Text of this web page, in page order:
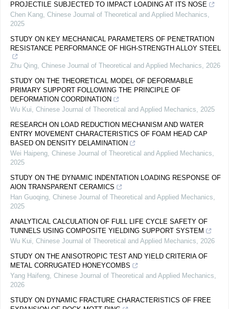
PROJECTILE SUBJECTED TO IMPACT LOADING AT ITS NOSE
Chen Kang, Chinese Journal of Theoretical and Applied Mechanics,
2025
STUDY ON KEY MECHANICAL PARAMETERS OF PENETRATION
RESISTANCE PERFORMANCE OF HIGH-STRENGTH ALLOY STEEL
Zhu Qing, Chinese Journal of Theoretical and Applied Mechanics, 2026
STUDY ON THE THEORETICAL MODEL OF DEFORMABLE
PRIMARY SUPPORT FOLLOWING THE PRINCIPLE OF
DEFORMATION COORDINATION
Wu Kui, Chinese Journal of Theoretical and Applied Mechanics, 2025
RESEARCH ON LOAD REDUCTION MECHANISM AND WATER
ENTRY MOVEMENT CHARACTERISTICS OF FOAM HEAD CAP
BASED ON DENSITY DELAMINATION
Wei Haipeng, Chinese Journal of Theoretical and Applied Mechanics,
2025
STUDY ON THE DYNAMIC INDENTATION LOADING RESPONSE OF
AlON TRANSPARENT CERAMICS
Han Guoqing, Chinese Journal of Theoretical and Applied Mechanics,
2025
ANALYTICAL CALCULATION OF FULL LIFE CYCLE SAFETY OF
TUNNELS USING COMPOSITE YIELDING SUPPORT SYSTEM
Wu Kui, Chinese Journal of Theoretical and Applied Mechanics, 2026
STUDY ON THE ANISOTROPIC TEST AND YIELD CRITERIA OF
METAL CORRUGATED HONEYCOMBS
Yang Haifeng, Chinese Journal of Theoretical and Applied Mechanics,
2026
STUDY ON DYNAMIC FRACTURE CHARACTERISTICS OF FREE